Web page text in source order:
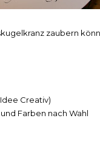
zaubern
Creativ)
Farben nach Wahl